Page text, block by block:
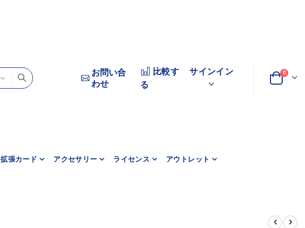
お問い合
わせ
比較す
る
サインイン
変
カート
0
拡張カード アクセサリー ライセンス アウトレット